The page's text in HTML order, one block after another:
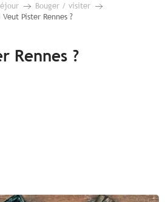
Bouger / visiter
Veut Pister Rennes ?
Rennes ?
favoris